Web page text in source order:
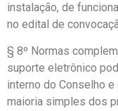
instalação, de
no edital de
§ 8º Normas
suporte eletrônico
interno do Conselho
maioria simples dos